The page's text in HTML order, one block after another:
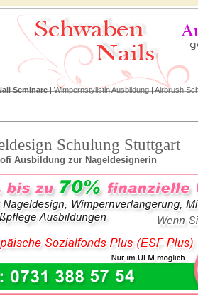
Seminare|Wimpernstylistin Ausbildung|Airbrush
Schulung Stuttgart
Ausbildung zur Nageldesignerin